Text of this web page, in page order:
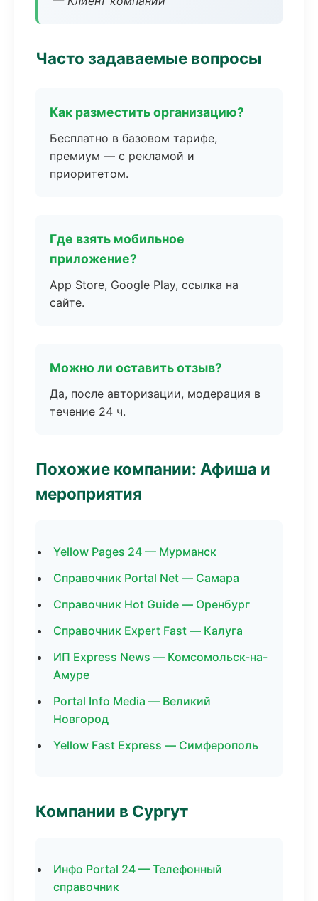
Часто задаваемые вопросы
Как разместить организацию?
Бесплатно в базовом тарифе,
премиум — с рекламой и
приоритетом.
Где взять мобильное
приложение?
App Store, Google Play, ссылка на
сайте.
Можно ли оставить отзыв?
Да, после авторизации, модерация в
течение 24 ч.
Похожие компании: Афиша и
мероприятия
Yellow Pages 24 — Мурманск
Справочник Portal Net — Самара
Справочник Hot Guide — Оренбург
Справочник Expert Fast — Калуга
ИП Express News — Комсомольск-на-
Амуре
Portal Info Media — Великий
Новгород
Yellow Fast Express — Симферополь
Компании в Сургут
Инфо Portal 24 — Телефонный
справочник